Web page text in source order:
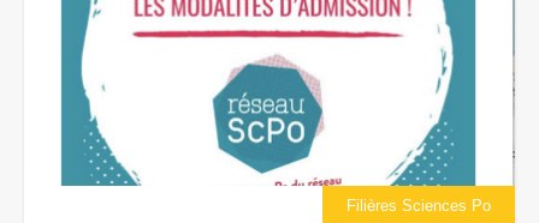
Filières Sciences Po